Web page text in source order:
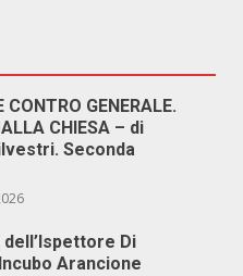
CONTRO GENERALE.
CHIESA – di
Seconda
dell’Ispettore Di
Arancione